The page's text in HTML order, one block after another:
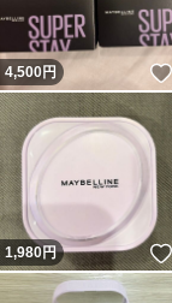
4,500円
1,980円